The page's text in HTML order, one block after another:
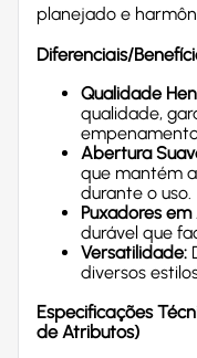
planejado e
Diferenciais/
Qualidade
qualidade,
Abertura
que mantém
durante o uso.
Puxadores em
durável que
Versatilidade:
diversos
Especificações
de Atributos)